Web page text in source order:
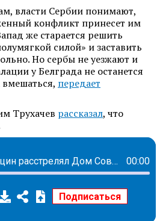
власти Сербии понимают,
конфликт принесет им
же старается решить
силой» и заставить
Но сербы не уезжают и
у Белграда не останется
передает
Трухачев рассказал, что
30 лет назад Ельцин расстрелял Дом Советов, чтобы провести приватизацию 00:00